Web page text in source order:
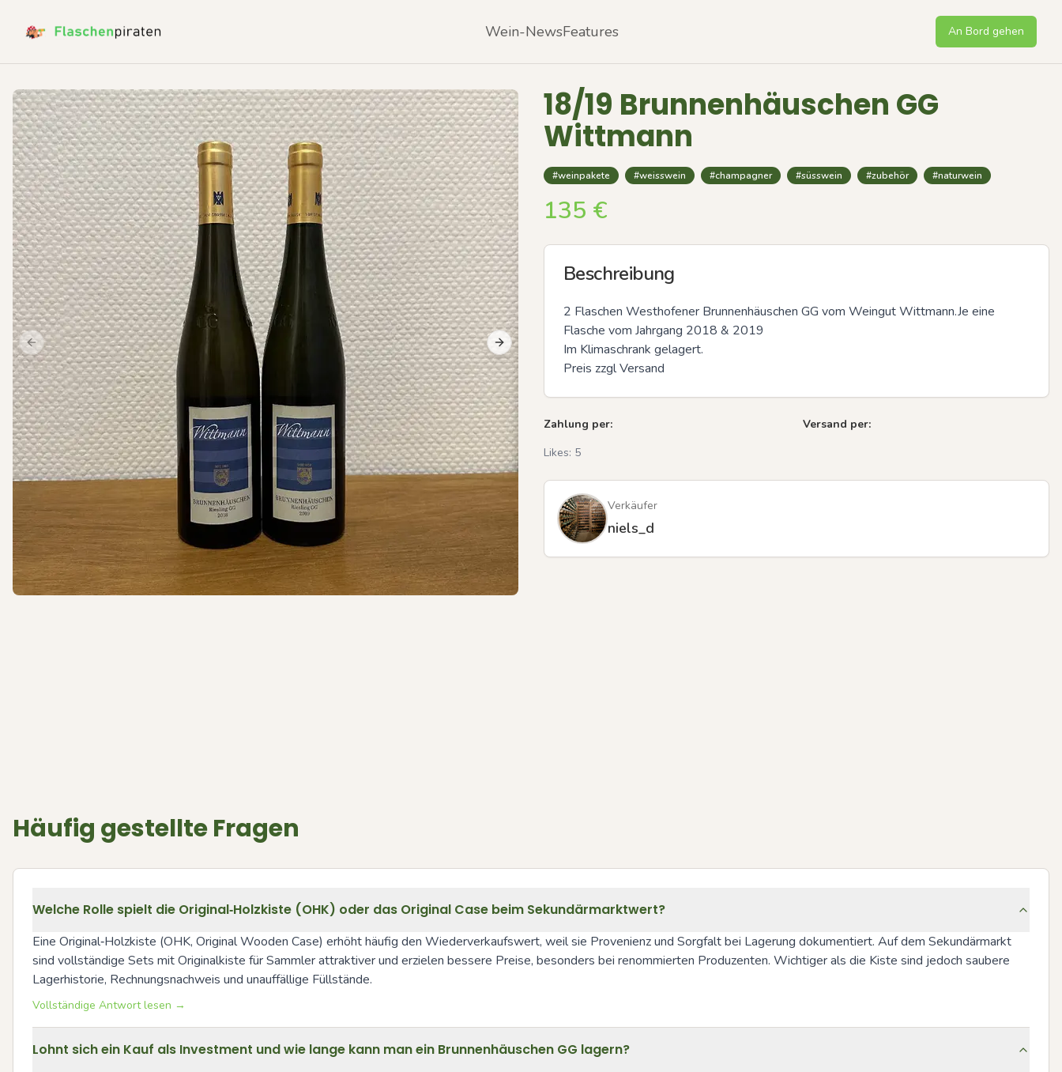
Wein-NewsFeatures An Bord gehen
Previous slide Next slide
Previous slide
18/19 Brunnenhäuschen GG
Wittmann
#weinpakete #weisswein #champagner #süsswein #zubehör #naturwein
135 €
Beschreibung
2 Flaschen Westhofener Brunnenhäuschen GG vom Weingut Wittmann.Je eine
Flasche vom Jahrgang 2018 & 2019
Im Klimaschrank gelagert.
Preis zzgl Versand
Zahlung per:
Versand per:
Likes: 5
Verkäufer
niels_d
Häufig gestellte Fragen
Welche Rolle spielt die Original‑Holzkiste (OHK) oder das Original Case beim Sekundärmarktwert?
Eine Original‑Holzkiste (OHK, Original Wooden Case) erhöht häufig den Wiederverkaufswert, weil sie Provenienz und Sorgfalt bei Lagerung dokumentiert. Auf dem Sekundärmarkt
sind vollständige Sets mit Originalkiste für Sammler attraktiver und erzielen bessere Preise, besonders bei renommierten Produzenten. Wichtiger als die Kiste sind jedoch saubere
Lagerhistorie, Rechnungsnachweis und unauffällige Füllstände.
Vollständige Antwort lesen →
Lohnt sich ein Kauf als Investment und wie lange kann man ein Brunnenhäuschen GG lagern?